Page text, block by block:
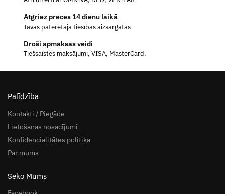
Atgriez preces 14 dienu laikā
Tavas patērētāja tiesības aizsargātas
Droši apmaksas veidi
Tiešsaistes maksājumi, VISA, MasterCard.
Palīdzība
Kontakti / Piegāde
Lietošanas nosacījumi
Konfidencialitātes politika
Par mums
Seko Mums